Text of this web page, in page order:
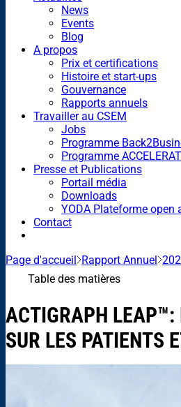
News
Events
Blog
A propos
Prix et certifications
Histoire et start-ups
Gouvernance
Rapports annuels
Travailler au CSEM
Jobs
Programme
Programme
Presse et Publications
Portail média
Downloads
YODA Plateforme open
Contact
Page d'accueil Rapport Annuel
Table des matières
ACTIGRAPH LEAP™:
SUR LES PATIENTS